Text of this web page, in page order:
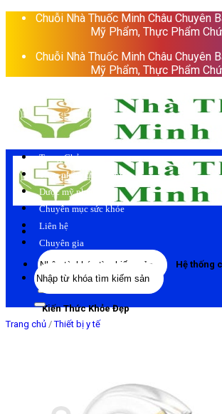
Skip
Chuỗi Nhà Thuốc Minh Châu Chuyên
Mỹ Phẩm, Thực Phẩm
Chuỗi Nhà Thuốc Minh Châu Chuyên
Mỹ Phẩm, Thực Phẩm
Tìm
kiếm:
Hệ thống
Kiến Thức Khỏe Đẹp
Trang Chủ
Thực phẩm chức năng
Dược mỹ phẩm
Chuyên mục sức khỏe
Liên hệ
Chuyên gia
Tìm
kiếm:
Trang chủ / Thiết bị y tế